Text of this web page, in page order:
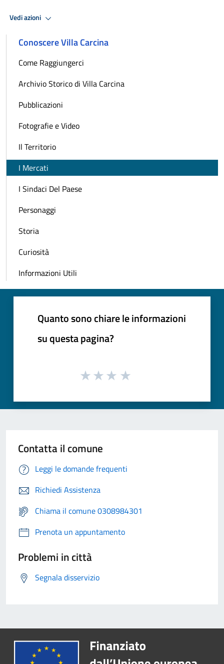
Vedi azioni
Conoscere Villa Carcina
Come Raggiungerci
Archivio Storico di Villa Carcina
Pubblicazioni
Fotografie e Video
Il Territorio
I Mercati
I Sindaci Del Paese
Personaggi
Storia
Curiosità
Informazioni Utili
Quanto sono chiare le informazioni
su questa pagina?
Contatta il comune
Leggi le domande frequenti
Richiedi Assistenza
Chiama il comune 0308984301
Prenota un appuntamento
Problemi in città
Segnala disservizio